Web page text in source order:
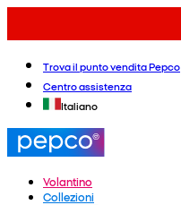
Trova il punto vendita Pepco
Centro assistenza
Italiano
Volantino
Collezioni